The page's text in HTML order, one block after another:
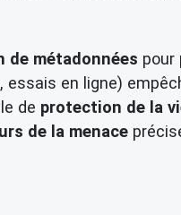
de métadonnées pour
en ligne)
de protection de la
de la menace